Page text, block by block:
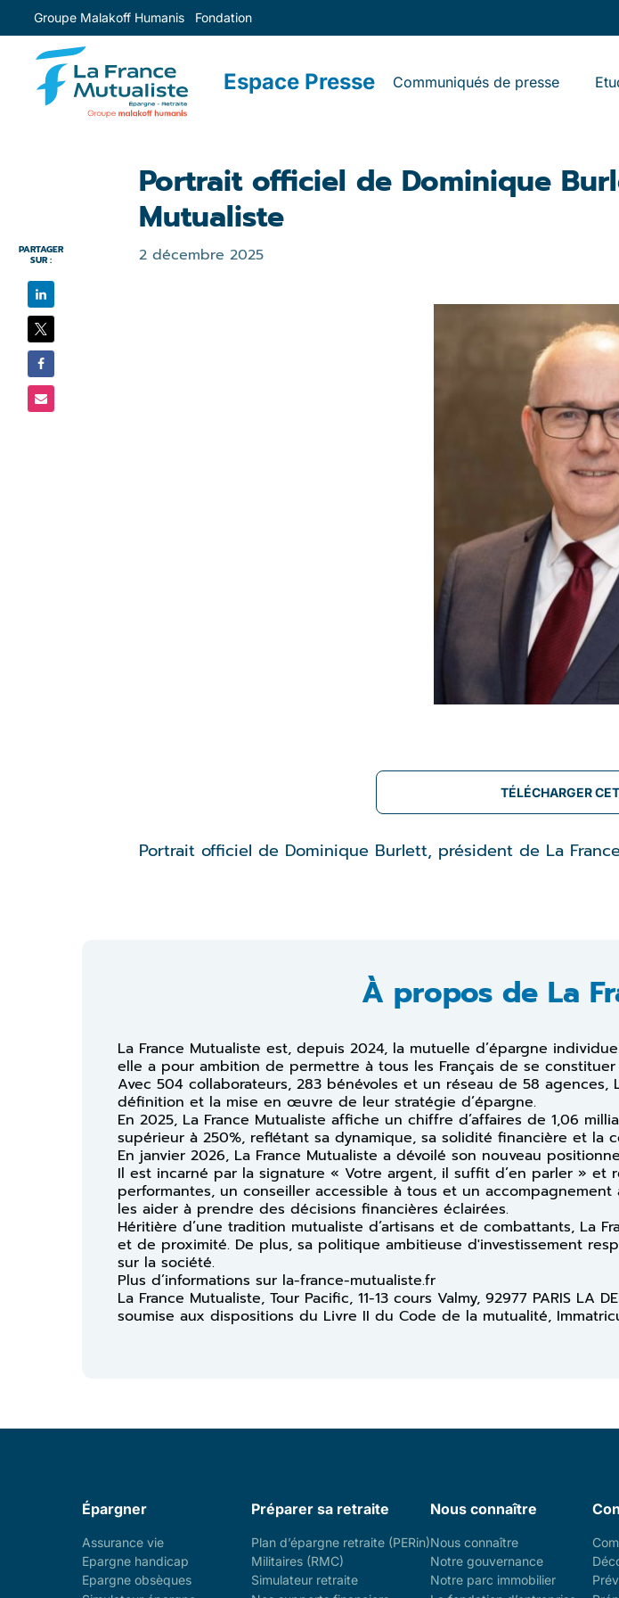
Groupe Malakoff Humanis Fondation
Espace Presse Communiqués de presse
Portrait officiel de Dominique
Mutualiste
2 décembre 2025
PARTAGER
SUR :
TÉLÉCHARGER
Portrait officiel de Dominique Burlett, président de La
À propos de La
La France Mutualiste est, depuis 2024, la mutuelle d’épargne
elle a pour ambition de permettre à tous les Français de se
Avec 504 collaborateurs, 283 bénévoles et un réseau de 58
définition et la mise en œuvre de leur stratégie d’épargne.
En 2025, La France Mutualiste affiche un chiffre d’affaires de 1,06
supérieur à 250%, reflétant sa dynamique, sa solidité financière et la
En janvier 2026, La France Mutualiste a dévoilé son nouveau
Il est incarné par la signature « Votre argent, il suffit d’en parler » et
performantes, un conseiller accessible à tous et un
les aider à prendre des décisions financières éclairées.
Héritière d’une tradition mutualiste d’artisans et de combattants, La
et de proximité. De plus, sa politique ambitieuse d'investissement
sur la société.
Plus d’informations sur la-france-mutualiste.fr
La France Mutualiste, Tour Pacific, 11-13 cours Valmy, 92977 PARIS LA
soumise aux dispositions du Livre II du Code de la mutualité,
Épargner
Assurance vie
Epargne handicap
Epargne obsèques
Préparer sa retraite
Plan d’épargne retraite (PERin)
Militaires (RMC)
Simulateur retraite
Nous connaître
Nous connaître
Notre gouvernance
Notre parc immobilier